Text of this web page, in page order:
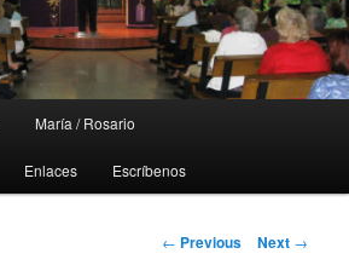
María / Rosario
Enlaces Escríbenos
Post
← Previous Next →